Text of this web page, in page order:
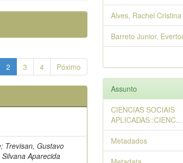
2 3 4 Póximo
Trevisan, Gustavo
Aparecida
Alves, Rachel Cristina
Barreto Junior,
Assunto
CIENCIAS SOCIAIS
APLICADAS::CIENC...
Metadados